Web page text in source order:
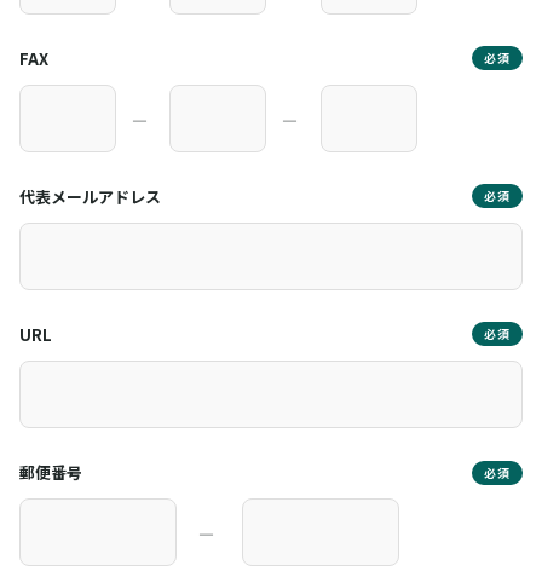
FAX 必須
― ―
代表メールアドレス 必須
URL 必須
郵便番号 必須
―